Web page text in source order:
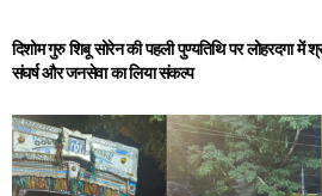
दिशोम गुरु शिबू सोरेन की पहली पुण्यतिथि पर लोहरदगा में
संघर्ष और जनसेवा का लिया संकल्प